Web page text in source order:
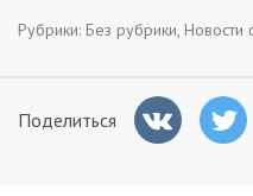
Рубрики: Без рубрики, Новости
Поделиться